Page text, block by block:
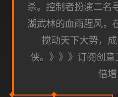
杀。控制者扮演二名
湖武林的血雨腥风，
搅动天下大势，
侠。》》》订阅创
倍增